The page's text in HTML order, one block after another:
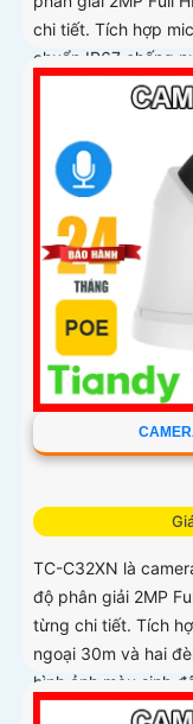
chi tiết. Tích hợp
chuẩn IP67 chống
bỉ trong mọi điều
TC-C32XN là
độ phân giải 2MP
từng chi tiết. Tích
ngoại 30m và hai
hình ảnh màu sinh